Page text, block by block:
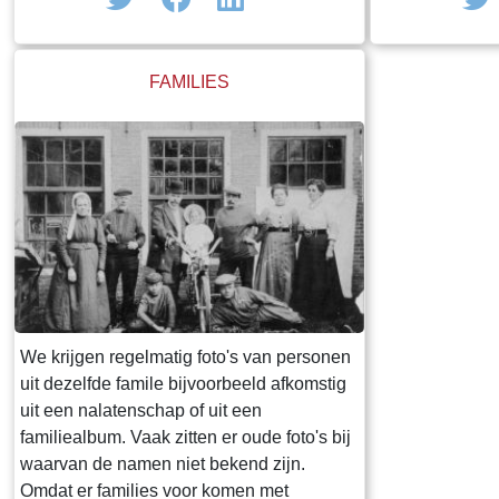
onbekende personen. Als er gericht
de bovenste balk kan worden geopend.
staat worden daar dan getoond.
FAMILIES
We krijgen regelmatig foto's van personen
uit dezelfde famile bijvoorbeeld afkomstig
uit een nalatenschap of uit een
familiealbum. Vaak zitten er oude foto's bij
waarvan de namen niet bekend zijn.
Omdat er families voor komen met